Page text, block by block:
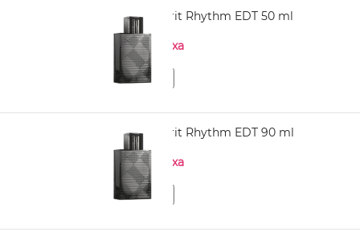
BURBERRY Brit Rhythm EDT 50 ml
Нема на залиха
BURBERRY Brit Rhythm EDT 90 ml
Нема на залиха